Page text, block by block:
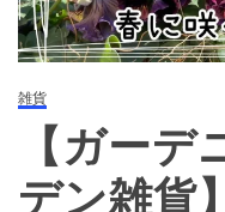
雑貨
【ガー